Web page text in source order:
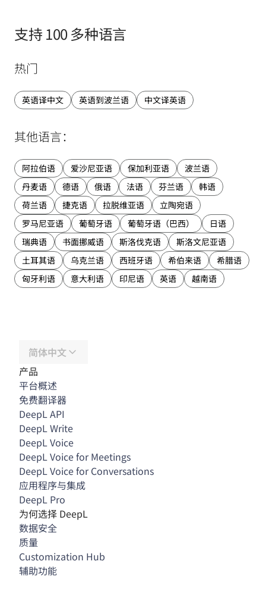
支持 100 多种语言
热门
英语译中文 英语到波兰语 中文译英语
其他语言：
阿拉伯语 爱沙尼亚语 保加利亚语
波兰语
丹麦语
德语 俄语 法语 芬兰语
韩语
荷兰语
捷克语 拉脱维亚语
立陶宛语
罗马尼亚语
葡萄牙语 葡萄牙语（巴西）
日语
瑞典语
书面挪威语 斯洛伐克语
斯洛文尼亚语
土耳其语
乌克兰语 西班牙语 希伯来语
希腊语
匈牙利语
意大利语 印尼语 英语 越南语
简体中文
产品
平台概述
免费翻译器
DeepL API
DeepL Write
DeepL Voice
DeepL Voice for Meetings
DeepL Voice for Conversations
应用程序与集成
DeepL Pro
为何选择 DeepL
数据安全
质量
Customization Hub
辅助功能